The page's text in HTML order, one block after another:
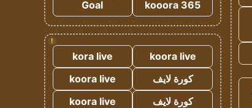
kooora 365
Goal
!
koora live
kora live
كورة لايف
koora live
كورة لايف
koora live